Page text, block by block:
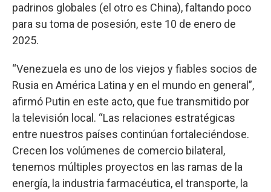
padrinos globales (el otro es China), faltando poco
para su toma de posesión, este 10 de enero de
2025.
“Venezuela es uno de los viejos y fiables socios de
Rusia en América Latina y en el mundo en general”,
afirmó Putin en este acto, que fue transmitido por
la televisión local. “Las relaciones estratégicas
entre nuestros países continúan fortaleciéndose.
Crecen los volúmenes de comercio bilateral,
tenemos múltiples proyectos en las ramas de la
energía, la industria farmacéutica, el transporte, la